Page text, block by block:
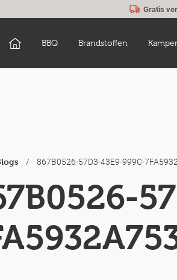
Gratis
BBQ Brandstoffen
/ 867B0526-57D3-43E9-999C-